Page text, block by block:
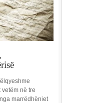
në tre
marrëdhëniet